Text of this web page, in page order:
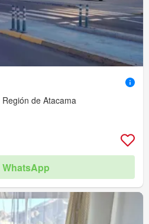
de Atacama
WhatsApp